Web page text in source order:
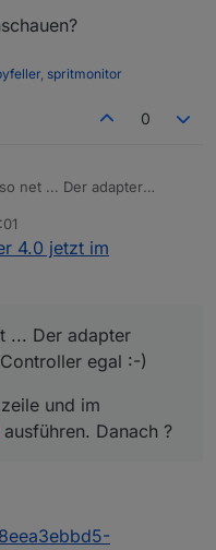
spritmonitor
0
net ... Der adapter
und im
ausführen. Danach ?
4.0 jetzt im
... Der adapter
egal :-)
und im
ausführen. Danach ?